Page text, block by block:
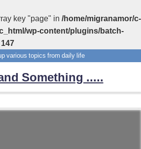
key "page" in /home/migranamor/c-
wp-content/plugins/batch-
147
various topics from daily life
Something .....